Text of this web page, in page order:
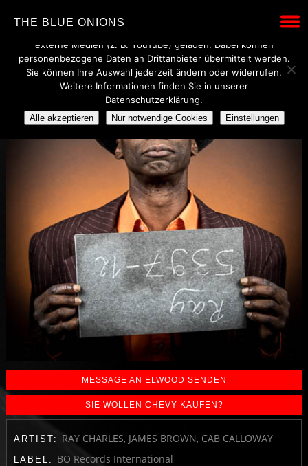
THE BLUE ONIONS
MESSAGE AN ELWOOD SENDEN
SIE WOLLEN CHEVY KAUFEN?
ARTIST: RAY CHARLES, JAMES BROWN, CAB CALLOWAY
LABEL: BO Records International
Wir verwenden technisch notwendige Cookies, um den Betrieb
dieser Website sicherzustellen. Mit Ihrer Einwilligung werden
externe Medien (z. B. YouTube) geladen. Dabei können
personenbezogene Daten an Drittanbieter übermittelt werden.
Sie können Ihre Auswahl jederzeit ändern oder widerrufen.
Weitere Informationen finden Sie in unserer
Datenschutzerklärung.
Alle akzeptieren Nur notwendige Cookies Einstellungen